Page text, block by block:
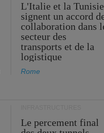
L'Italie et la Tunisie
signent un accord
collaboration dans
secteur des
transports et de la
logistique
Rome
Le percement final